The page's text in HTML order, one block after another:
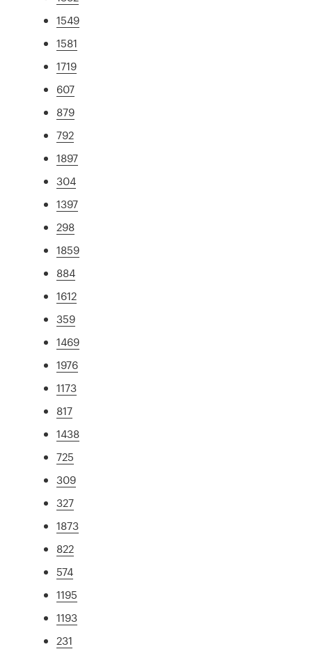
1549
1581
1719
607
879
792
1897
304
1397
298
1859
884
1612
359
1469
1976
1173
817
1438
725
309
327
1873
822
574
1195
1193
231